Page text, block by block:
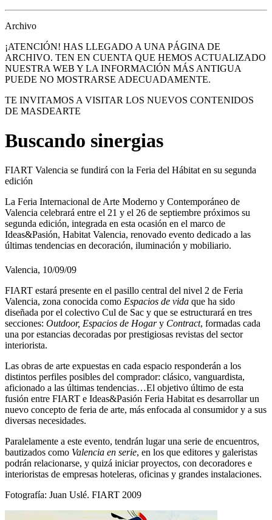
Archivo
¡ATENCIÓN! HAS LLEGADO A UNA PÁGINA DE
ARCHIVO. TEN EN CUENTA QUE HEMOS ACTUALIZADO
NUESTRA WEB Y LA INFORMACIÓN MÁS ANTIGUA
PUEDE NO MOSTRARSE ADECUADAMENTE.
TE INVITAMOS A VISITAR LOS NUEVOS CONTENIDOS
DE MASDEARTE
Buscando sinergias
FIART Valencia se fundirá con la Feria del Hábitat en su segunda
edición
La Feria Internacional de Arte Moderno y Contemporáneo de
Valencia celebrará entre el 21 y el 26 de septiembre próximos su
segunda edición, integrada en esta ocasión en el marco de
Ideas&Pasión, Habitat Valencia, renovado evento dedicado a las
últimas tendencias en decoración, iluminación y mobiliario.
Valencia, 10/09/09
FIART estará presente en el pasillo central del nivel 2 de Feria
Valencia, zona conocida como Espacios de vida que ha sido
diseñada por el colectivo Cul de Sac y que se estructurará en tres
secciones: Outdoor, Espacios de Hogary Contract, formadas cada
una por estancias decoradas por prestigiosas revistas del sector
interiorista.
Las obras de arte expuestas en cada espacio responderán a los
distintos perfiles posibles del comprador: clásico, vanguardista,
aficionado a las últimas tendencias…El objetivo último de esta
fusión entre FIART e Ideas&Pasión Feria Habitat es desarrollar un
nuevo concepto de feria de arte, más enfocada al consumidor y a sus
diversas necesidades.
Paralelamente a este evento, tendrán lugar una serie de encuentros,
bautizados como Valencia en serie, en los que editores y galeristas
podrán relacionarse, y quizá iniciar proyectos, con decoradores e
interioristas de empresas hoteleras, oficinas y grandes instalaciones.
Fotografía: Juan Uslé. FIART 2009